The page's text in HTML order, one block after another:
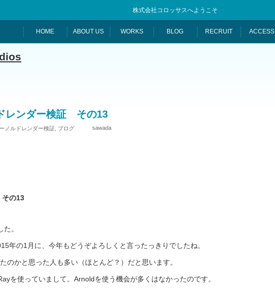
株式会社コロッサスへようこそ
HOME ABOUT US WORKS BLOG RECRUIT ACCESS
レンダー検証 その13
ノルドレンダー検証 ブログ sawada
その13
。
年の1月に、今年もどうぞよろしくと言ったっきりでしたね。
のかと思った人も多い（ほとんど？）だと思います。
を使っていまして。Arnoldを使う機会が多くはなかったのです。